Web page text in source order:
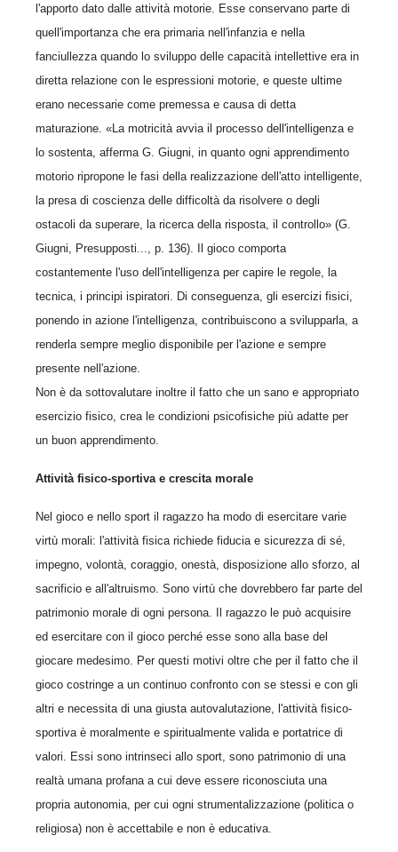
l'apporto dato dalle attività motorie. Esse conservano parte di
quell'importanza che era primaria nell'infanzia e nella
fanciullezza quando lo sviluppo delle capacità intellettive era in
diretta relazione con le espressioni motorie, e queste ultime
erano necessarie come premessa e causa di detta
maturazione. «La motricità avvia il processo dell'intelligenza e
lo sostenta, afferma G. Giugni, in quanto ogni apprendimento
motorio ripropone le fasi della realizzazione dell'atto intelligente,
la presa di coscienza delle difficoltà da risolvere o degli
ostacoli da superare, la ricerca della risposta, il controllo» (G.
Giugni, Presupposti..., p. 136). Il gioco comporta
costantemente l'uso dell'intelligenza per capire le regole, la
tecnica, i principi ispiratori. Di conseguenza, gli esercizi fisici,
ponendo in azione l'intelligenza, contribuiscono a svilupparla, a
renderla sempre meglio disponibile per l'azione e sempre
presente nell'azione.
Non è da sottovalutare inoltre il fatto che un sano e appropriato
esercizio fisico, crea le condizioni psicofisiche più adatte per
un buon apprendimento.
Attività fisico-sportiva e crescita morale
Nel gioco e nello sport il ragazzo ha modo di esercitare varie
virtù morali: l'attività fisica richiede fiducia e sicurezza di sé,
impegno, volontà, coraggio, onestà, disposizione allo sforzo, al
sacrificio e all'altruismo. Sono virtù che dovrebbero far parte del
patrimonio morale di ogni persona. Il ragazzo le può acquisire
ed esercitare con il gioco perché esse sono alla base del
giocare medesimo. Per questi motivi oltre che per il fatto che il
gioco costringe a un continuo confronto con se stessi e con gli
altri e necessita di una giusta autovalutazione, l'attività fisico-
sportiva è moralmente e spiritualmente valida e portatrice di
valori. Essi sono intrinseci allo sport, sono patrimonio di una
realtà umana profana a cui deve essere riconosciuta una
propria autonomia, per cui ogni strumentalizzazione (politica o
religiosa) non è accettabile e non è educativa.